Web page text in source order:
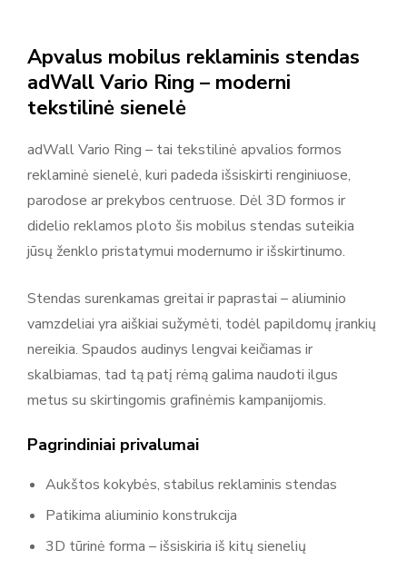
Apvalus mobilus reklaminis stendas
adWall Vario Ring – moderni
tekstilinė sienelė
adWall Vario Ring – tai tekstilinė apvalios formos
reklaminė sienelė, kuri padeda išsiskirti renginiuose,
parodose ar prekybos centruose. Dėl 3D formos ir
didelio reklamos ploto šis mobilus stendas suteikia
jūsų ženklo pristatymui modernumo ir išskirtinumo.
Stendas surenkamas greitai ir paprastai – aliuminio
vamzdeliai yra aiškiai sužymėti, todėl papildomų įrankių
nereikia. Spaudos audinys lengvai keičiamas ir
skalbiamas, tad tą patį rėmą galima naudoti ilgus
metus su skirtingomis grafinėmis kampanijomis.
Pagrindiniai privalumai
Aukštos kokybės, stabilus reklaminis stendas
Patikima aliuminio konstrukcija
3D tūrinė forma – išsiskiria iš kitų sienelių
Daugiau prekių
Adsystem
Adsystem – reklaminiai sprendimai, stendai ir parodų įranga
Adsystem yra reklamos ir parodų sistemų gamintojas,
įrenginius verslui ir renginiams. Produktų asortimentą sudaro
reklaminės sienelės, roll-up stendai, šviesdėžės (lightbox),
parodų stendai, baneriai ir kitos sistemos reklamai bei
ekspozicijoms. Adsystem gaminiai yra moduliniai, mobilūs ir
lengvai surenkami, todėl tinka naudojimui parodose,
renginiuose, prekybos vietose ir komunikacijos erdvėse, kur
Pagal 0 atsiliepimų
Rašyti atsiliepimą
Nėra atsiliepimų.